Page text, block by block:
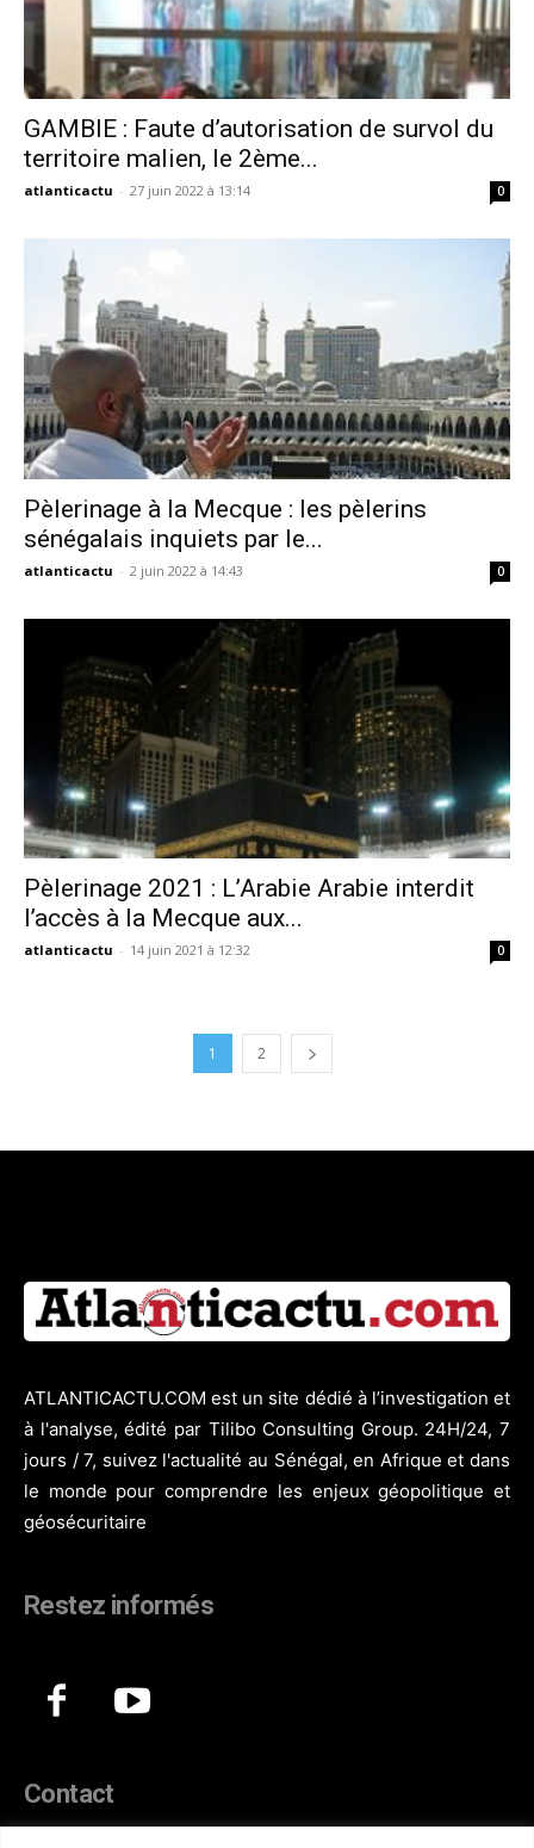
GAMBIE : Faute d’autorisation de survol du
territoire malien, le 2ème...
atlanticactu - 27 juin 2022 à 13:14 0
Pèlerinage à la Mecque : les pèlerins
sénégalais inquiets par le...
atlanticactu - 2 juin 2022 à 14:43 0
Pèlerinage 2021 : L’Arabie Arabie interdit
l’accès à la Mecque aux...
atlanticactu - 14 juin 2021 à 12:32 0
1 2
ATLANTICACTU.COM est un site dédié à l’investigation et
à l'analyse, édité par Tilibo Consulting Group. 24H/24, 7
jours / 7, suivez l'actualité au Sénégal, en Afrique et dans
le monde pour comprendre les enjeux géopolitique et
géosécuritaire
Restez informés
Contact